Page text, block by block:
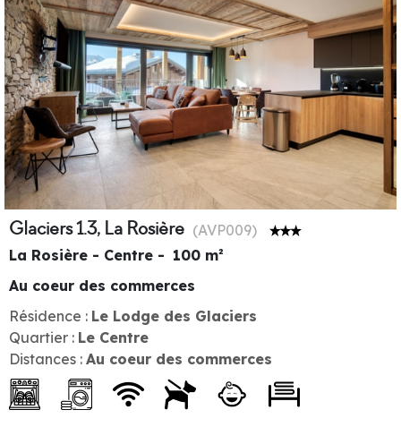
Glaciers 1.3, La Rosière (AVP009)
La Rosière - Centre
100 m²
Résidence : Le Lodge des Glaciers
Quartier : Le Centre
Distances : Au coeur des commerces
Au coeur des commerces